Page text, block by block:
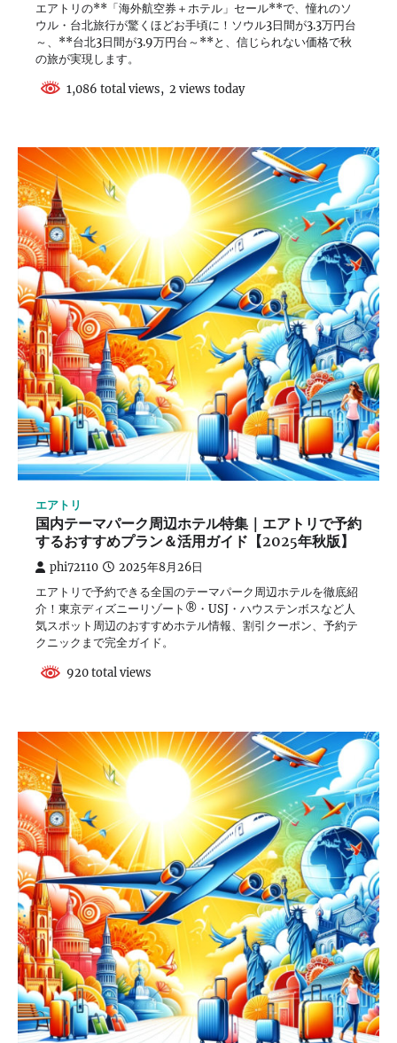
エアトリの**「海外航空券＋ホテル」セール**で、憧れのソ
ウル・台北旅行が驚くほどお手頃に！ソウル3日間が3.3万円台
～、**台北3日間が3.9万円台～**と、信じられない価格で秋
の旅が実現します。
1,086 total views, 2 views today
エアトリ
国内テーマパーク周辺ホテル特集｜エアトリで予約
するおすすめプラン＆活用ガイド【2025年秋版】
phi72110 2025年8月26日
エアトリで予約できる全国のテーマパーク周辺ホテルを徹底紹
介！東京ディズニーリゾート®・USJ・ハウステンボスなど人
気スポット周辺のおすすめホテル情報、割引クーポン、予約テ
クニックまで完全ガイド。
920 total views